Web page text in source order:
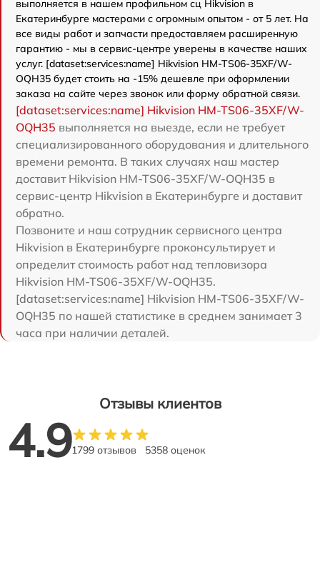
выполняется в нашем профильном сц Hikvision в
Екатеринбурге мастерами с огромным опытом - от 5 лет. На
все виды работ и запчасти предоставляем расширенную
гарантию - мы в сервис-центре уверены в качестве наших
услуг. [dataset:services:name] Hikvision HM-TS06-35XF/W-
OQH35 будет стоить на -15% дешевле при оформлении
заказа на сайте через звонок или форму обратной связи.
[dataset:services:name] Hikvision HM-TS06-35XF/W-
OQH35 выполняется на выезде, если не требует
специализированного оборудования и длительного
времени ремонта. В таких случаях наш мастер
доставит Hikvision HM-TS06-35XF/W-OQH35 в
сервис-центр Hikvision в Екатеринбурге и доставит
обратно.
Позвоните и наш сотрудник сервисного центра
Hikvision в Екатеринбурге проконсультирует и
определит стоимость работ над тепловизора
Hikvision HM-TS06-35XF/W-OQH35.
[dataset:services:name] Hikvision HM-TS06-35XF/W-
OQH35 по нашей статистике в среднем занимает 3
часа при наличии деталей.
Отзывы клиентов
4.91799 отзывов 5358 оценок